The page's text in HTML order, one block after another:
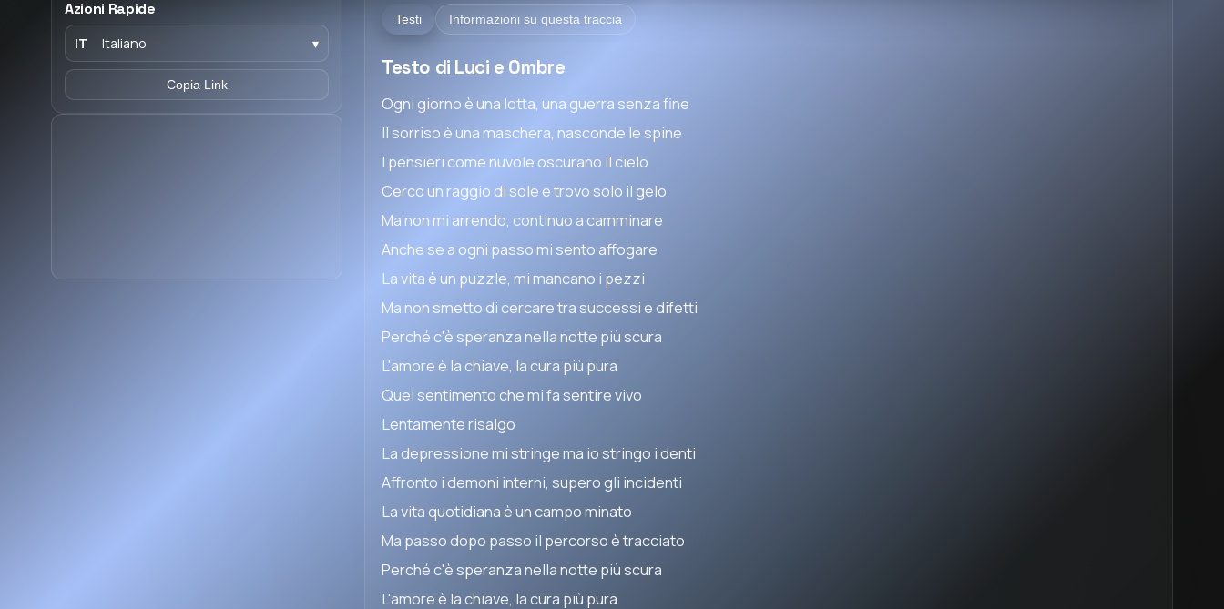
Azioni Rapide
IT Italiano ▾
Copia Link
Testi Informazioni su questa traccia
Testo di Luci e Ombre
Ogni giorno è una lotta, una guerra senza fine
Il sorriso è una maschera, nasconde le spine
I pensieri come nuvole oscurano il cielo
Cerco un raggio di sole e trovo solo il gelo
Ma non mi arrendo, continuo a camminare
Anche se a ogni passo mi sento affogare
La vita è un puzzle, mi mancano i pezzi
Ma non smetto di cercare tra successi e difetti
Perché c'è speranza nella notte più scura
L'amore è la chiave, la cura più pura
Quel sentimento che mi fa sentire vivo
Lentamente risalgo
La depressione mi stringe ma io stringo i denti
Affronto i demoni interni, supero gli incidenti
La vita quotidiana è un campo minato
Ma passo dopo passo il percorso è tracciato
Perché c'è speranza nella notte più scura
L'amore è la chiave, la cura più pura